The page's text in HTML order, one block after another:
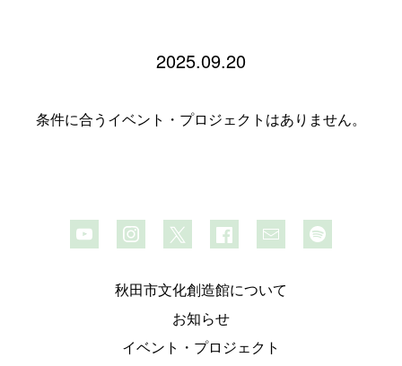
2025.09.20
条件に合うイベント・プロジェクトはありません。
秋田市文化創造館について
お知らせ
イベント・プロジェクト